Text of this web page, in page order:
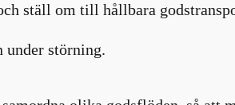
ställ om till hållbara
under störning.